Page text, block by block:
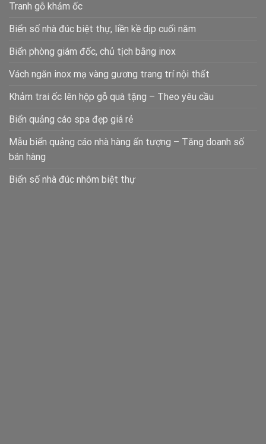
Tranh gỗ khảm ốc
Biển số nhà đúc biệt thự, liền kề dịp cuối năm
Biển phòng giám đốc, chủ tịch bằng inox
Vách ngăn inox mạ vàng gương trang trí nội thất
Khảm trai ốc lên hộp gỗ quà tặng – Theo yêu cầu
Biển quảng cáo spa đẹp giá rẻ
Mẫu biển quảng cáo nhà hàng ấn tượng – Tăng doanh số
bán hàng
Biển số nhà đúc nhôm biệt thự